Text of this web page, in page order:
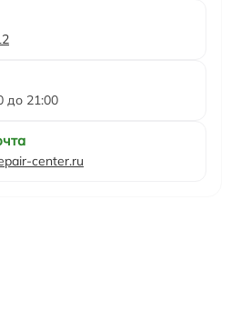
до 21:00
center.ru